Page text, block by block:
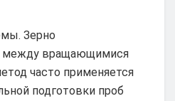
Зерно
между вращающимися
часто применяется
подготовки проб